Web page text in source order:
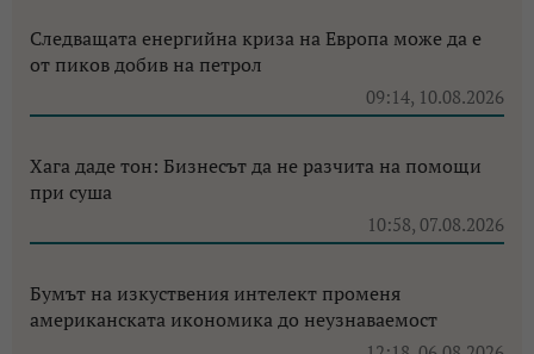
Следващата енергийна криза на Европа може да е
от пиков добив на петрол
09:14, 10.08.2026
Хага даде тон: Бизнесът да не разчита на помощи
при суша
10:58, 07.08.2026
Бумът на изкуствения интелект променя
американската икономика до неузнаваемост